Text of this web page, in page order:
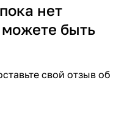
нет
быть
свой отзыв об